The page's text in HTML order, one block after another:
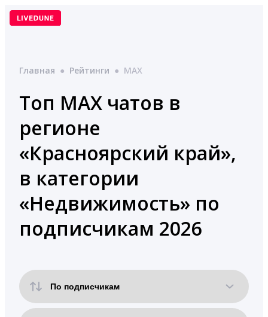
Перейти
Главная ● Рейтинги ● MAX
Топ MAX чатов в
регионе
«Красноярский край»,
в категории
«Недвижимость» по
подписчикам 2026